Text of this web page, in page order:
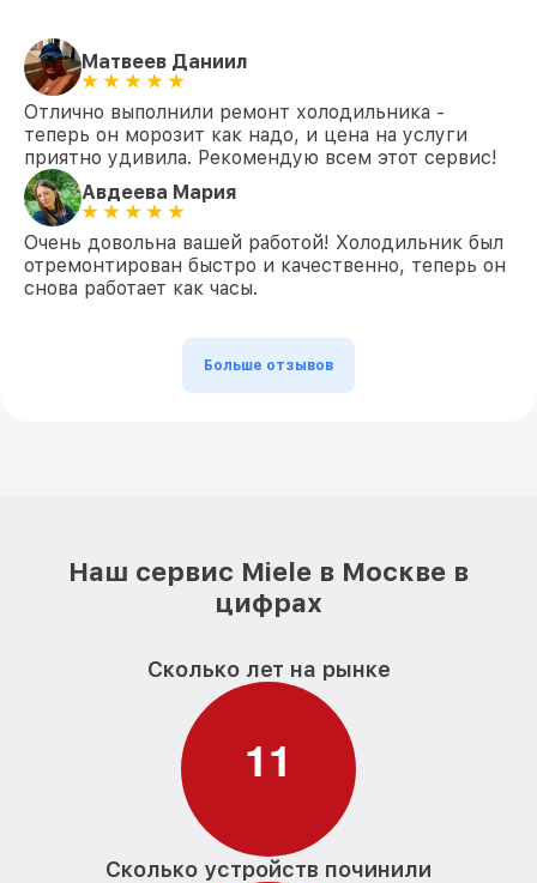
Матвеев Даниил
Отлично выполнили ремонт холодильника -
теперь он морозит как надо, и цена на услуги
приятно удивила. Рекомендую всем этот сервис!
Авдеева Мария
Очень довольна вашей работой! Холодильник был
отремонтирован быстро и качественно, теперь он
снова работает как часы.
Больше отзывов
Наш сервис Miele в Москве в
цифрах
Сколько лет на рынке
11
Сколько устройств починили